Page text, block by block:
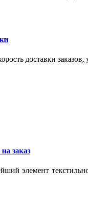
доставки
заказ
элемент